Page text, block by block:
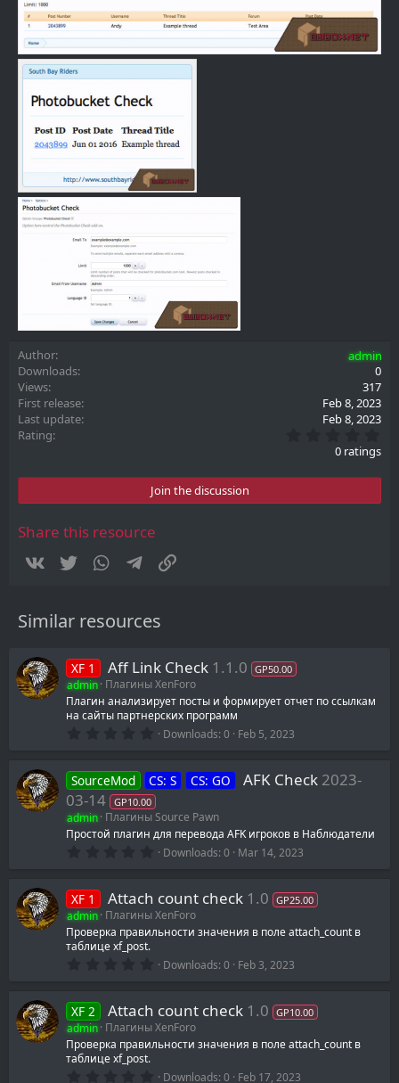
Author
admin
Downloads
0
Views
317
First release
Feb 8, 2023
Last update
Feb 8, 2023
Rating
.
0
0
t
0 ratings
Join the discussion
Share this resource
Vkontakte
Twitter WhatsAppTelegram
Similar resources
XF 1 Aff Link Check 1.1.0 GP50.00
admin Плагины XenForo
Плагин анализирует посты и формирует отчет по ссылкам
на сайты партнерских программ
0
0
s
t
a
r
(
s
Downloads 0 Feb 5, 2023
SourceMod CS: S CS: GO AFK Check 2023-
03-14 GP10.00
admin Плагины Source Pawn
Простой плагин для перевода AFK игроков в Наблюдатели
0
s
t
a
r
s
Downloads 0 Mar 14, 2023
XF 1 Attach count check 1.0 GP25.00
admin Плагины XenForo
Проверка правильности значения в поле attach_count в
таблице xf_post.
0
s
t
a
r
s
Downloads 0 Feb 3, 2023
XF 2 Attach count check 1.0 GP10.00
admin Плагины XenForo
Проверка правильности значения в поле attach_count в
таблице xf_post.
0 Downloads 0 Feb 17, 2023